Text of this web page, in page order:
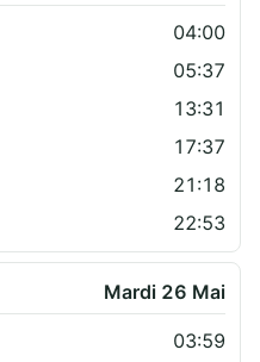
04:00
05:37
13:31
17:37
21:18
22:53
Mardi 26 Mai
03:59